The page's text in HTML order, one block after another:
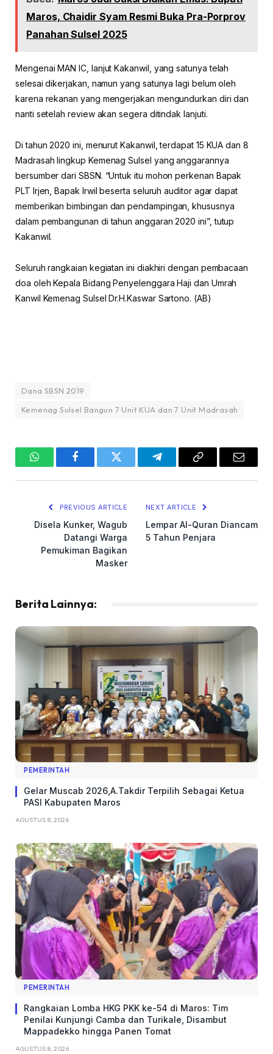
Maros, Chaidir Syam Resmi Buka Pra-Porprov
Panahan Sulsel 2025
Mengenai MAN IC, lanjut Kakanwil, yang satunya telah
selesai dikerjakan, namun yang satunya lagi belum oleh
karena rekanan yang mengerjakan mengundurkan diri dan
nanti setelah review akan segera ditindak lanjuti.
Di tahun 2020 ini, menurut Kakanwil, terdapat 15 KUA dan 8
Madrasah lingkup Kemenag Sulsel yang anggarannya
bersumber dari SBSN. “Untuk itu mohon perkenan Bapak
PLT Irjen, Bapak Irwil beserta seluruh auditor agar dapat
memberikan bimbingan dan pendampingan, khususnya
dalam pembangunan di tahun anggaran 2020 ini”, tutup
Kakanwil.
Seluruh rangkaian kegiatan ini diakhiri dengan pembacaan
doa oleh Kepala Bidang Penyelenggara Haji dan Umrah
Kanwil Kemenag Sulsel Dr.H.Kaswar Sartono. (AB)
Dana SBSN 2019
Kemenag Sulsel Bangun 7 Unit KUA dan 7 Unit Madrasah
WhatsAppFacebookTwitter TelegramCopy
Email
PREVIOUS ARTICLE
Disela Kunker, Wagub
Datangi Warga
Pemukiman Bagikan
Masker
NEXT ARTICLE
Lempar Al-Quran Diancam
5 Tahun Penjara
Berita Lainnya:
PEMERINTAH
Gelar Muscab 2026,A.Takdir Terpilih Sebagai Ketua
PASI Kabupaten Maros
AGUSTUS 8, 2026
PEMERINTAH
Rangkaian Lomba HKG PKK ke-54 di Maros: Tim
Penilai Kunjungi Camba dan Turikale, Disambut
Mappadekko hingga Panen Tomat
AGUSTUS 8, 2026